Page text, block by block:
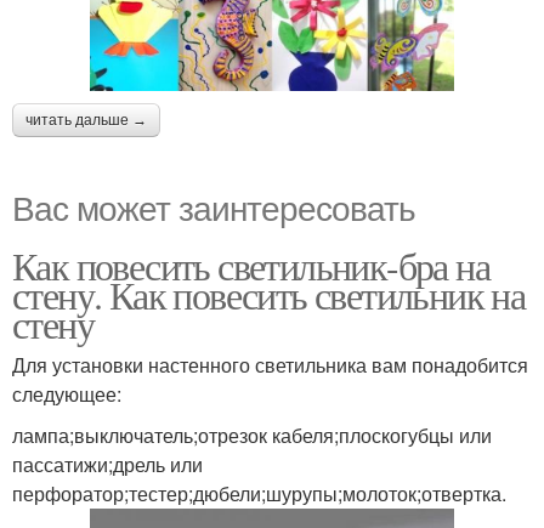
читать дальше →
Вас может заинтересовать
Как повесить светильник-бра на
стену. Как повесить светильник на
стену
Для установки настенного светильника вам понадобится
следующее:
лампа;выключатель;отрезок кабеля;плоскогубцы или
пассатижи;дрель или
перфоратор;тестер;дюбели;шурупы;молоток;отвертка.